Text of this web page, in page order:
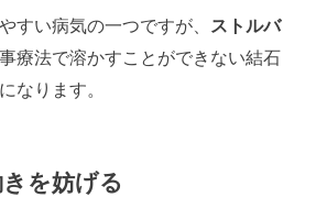
すい病気の一つですが、 ストルバ
療法で溶かすことができない結石
なります。
を妨げる